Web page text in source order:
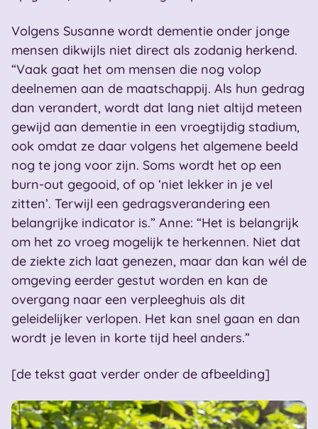
Volgens Susanne wordt dementie onder jonge
mensen dikwijls niet direct als zodanig herkend.
“Vaak gaat het om mensen die nog volop
deelnemen aan de maatschappij. Als hun gedrag
dan verandert, wordt dat lang niet altijd meteen
gewijd aan dementie in een vroegtijdig stadium,
ook omdat ze daar volgens het algemene beeld
nog te jong voor zijn. Soms wordt het op een
burn-out gegooid, of op ‘niet lekker in je vel
zitten’. Terwijl een gedragsverandering een
belangrijke indicator is.” Anne: “Het is belangrijk
om het zo vroeg mogelijk te herkennen. Niet dat
de ziekte zich laat genezen, maar dan kan wél de
omgeving eerder gestut worden en kan de
overgang naar een verpleeghuis als dit
geleidelijker verlopen. Het kan snel gaan en dan
wordt je leven in korte tijd heel anders.”
[de tekst gaat verder onder de afbeelding]